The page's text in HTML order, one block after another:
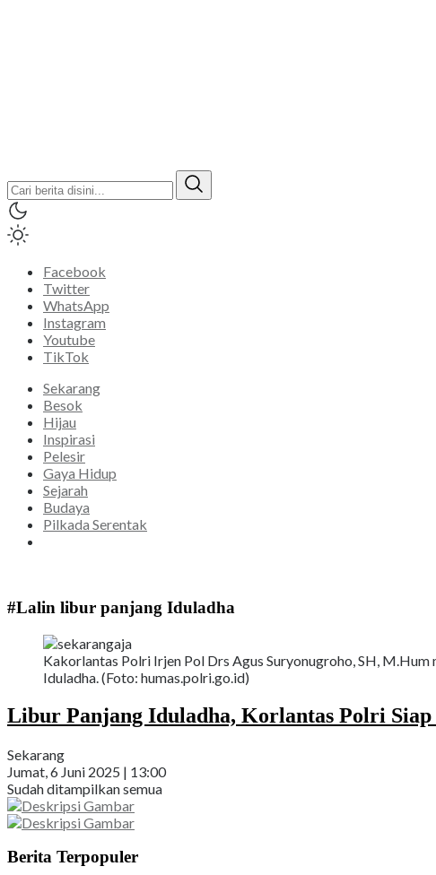
Facebook
Twitter
WhatsApp
Instagram
Youtube
TikTok
Sekarang
Besok
Hijau
Inspirasi
Pelesir
Gaya Hidup
Sejarah
Budaya
Pilkada Serentak
#Lalin libur panjang Iduladha
Kakorlantas Polri Irjen Pol Drs Agus Suryonugroho, SH,
Iduladha. (Foto: humas.polri.go.id)
Libur Panjang Iduladha, Korlantas Polri
Sekarang
Jumat, 6 Juni 2025 | 13:00
Sudah ditampilkan semua
Berita Terpopuler